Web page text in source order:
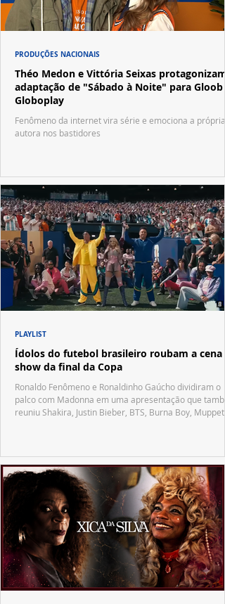
Théo Medon e Vittória Seixas protagonizam
adaptação de "Sábado à Noite" para Gloob e
Globoplay
Fenômeno da internet vira série e emociona a própria
autora nos bastidores
PRODUÇÕES NACIONAIS
Ídolos do futebol brasileiro roubam a cena
show da final da Copa
Ronaldo Fenômeno e Ronaldinho Gaúcho dividiram o
palco com Madonna em uma apresentação que
reuniu Shakira, Justin Bieber, BTS, Burna Boy, Muppets,
PLAYLIST